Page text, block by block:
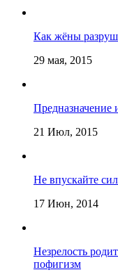
Как жёны
29 мая, 2015
Предназначение
21 Июл, 2015
Не впускайте
17 Июн, 2014
Незрелость
пофигизм